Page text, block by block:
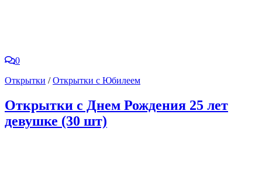
0
Открытки /Открытки с Юбилеем
Открытки с Днем Рождения 25 лет
девушке (30 шт)